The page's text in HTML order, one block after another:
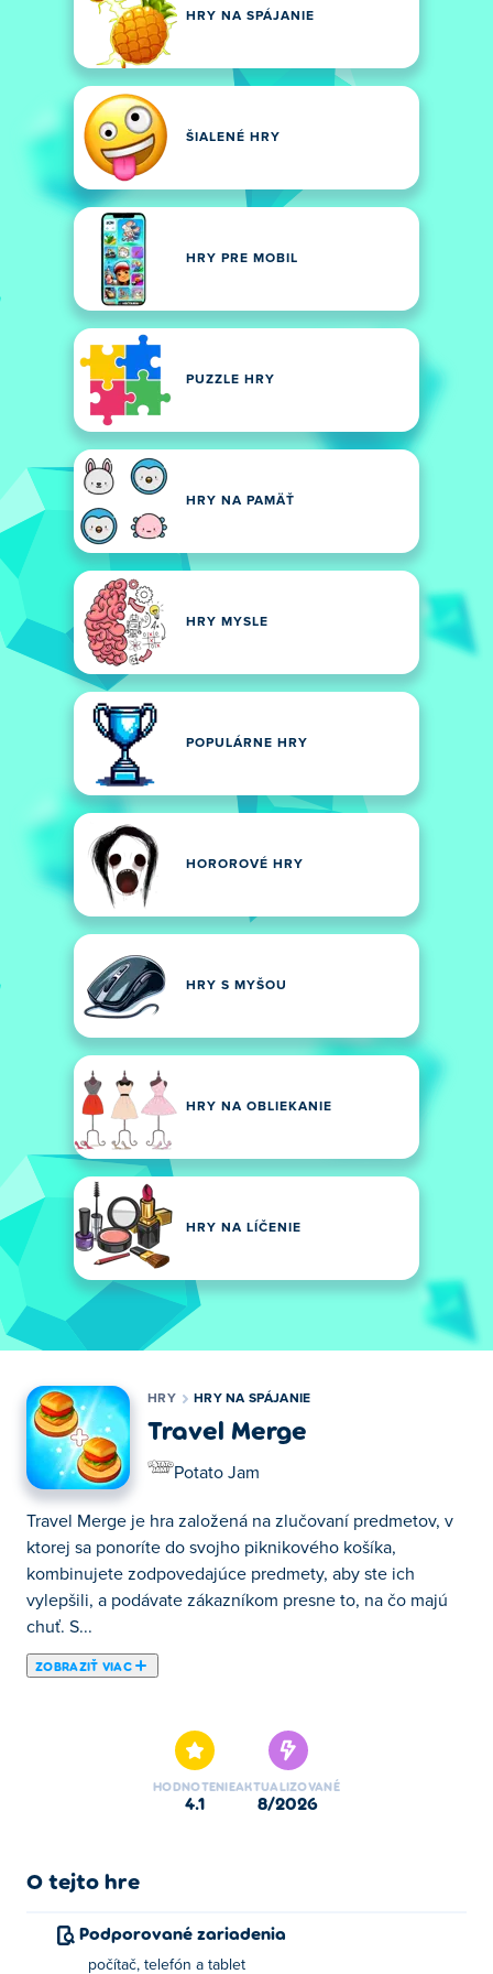
HRY NA SPÁJANIE
ŠIALENÉ HRY
HRY PRE MOBIL
PUZZLE HRY
HRY NA PAMÄŤ
HRY MYSLE
POPULÁRNE HRY
HOROROVÉ HRY
HRY S MYŠOU
HRY NA OBLIEKANIE
HRY NA LÍČENIE
HRY HRY NA SPÁJANIE
Travel Merge
Potato Jam
Travel Merge je hra založená na zlučovaní predmetov, v
ktorej sa ponoríte do svojho piknikového košíka,
kombinujete zodpovedajúce predmety, aby ste ich
vylepšili, a podávate zákazníkom presne to, na čo majú
chuť. S...
ZOBRAZIŤ VIAC
kombinujete zodpovedajúce predmety, aby ste ich
vylepšili, a podávate zákazníkom presne to, na čo majú
chuť. S každou objednávkou získavajte mince a míňajte
– a tým vzrušujúcejší bude váš výlet. Zbaľte si kufre a
Ako hrať Cestovné zlúčenie?
HODNOTENIE
4.1
AKTUALIZOVANÉ
8/2026
O tejto hre
Podporované zariadenia
počítač, telefón a tablet